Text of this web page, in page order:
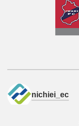
nichiei_ec